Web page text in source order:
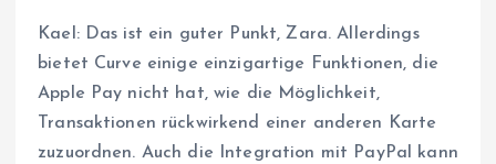
Kael: Das ist ein guter Punkt, Zara. Allerdings
bietet Curve einige einzigartige Funktionen, die
Apple Pay nicht hat, wie die Möglichkeit,
Transaktionen rückwirkend einer anderen Karte
zuzuordnen. Auch die Integration mit PayPal kann